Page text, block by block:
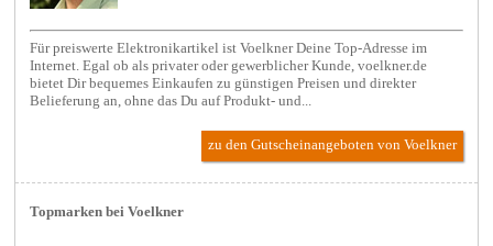
Für preiswerte Elektronikartikel ist Voelkner Deine Top-Adresse im
Internet. Egal ob als privater oder gewerblicher Kunde, voelkner.de
bietet Dir bequemes Einkaufen zu günstigen Preisen und direkter
Belieferung an, ohne das Du auf Produkt- und...
zu den Gutscheinangeboten von Voelkner
Topmarken bei Voelkner